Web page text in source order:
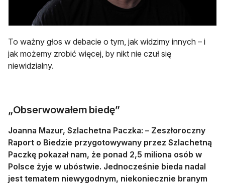
To ważny głos w debacie o tym, jak widzimy innych – i
jak możemy zrobić więcej, by nikt nie czuł się
niewidzialny.
„Obserwowałem biedę”
Joanna Mazur, Szlachetna Paczka: – Zeszłoroczny
Raport o Biedzie przygotowywany przez Szlachetną
Paczkę pokazał nam, że ponad 2,5 miliona osób w
Polsce żyje w ubóstwie. Jednocześnie bieda nadal
jest tematem niewygodnym, niekoniecznie branym